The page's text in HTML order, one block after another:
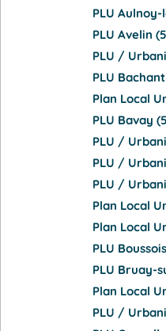
PLU
PLU Avelin
PLU /
PLU
Plan Local
PLU Bavay
PLU /
PLU /
PLU /
Plan Local
Plan Local
PLU
PLU Bruay-
Plan Local
PLU /